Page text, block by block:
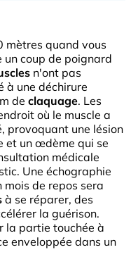
mètres quand vous
un coup de poignard
n'ont pas
à une déchirure
de claquage. Les
où le muscle a
provoquant une lésion
et un œdème qui se
médicale
Une échographie
de repos sera
à se réparer, des
la guérison.
la partie touchée à
enveloppée dans un